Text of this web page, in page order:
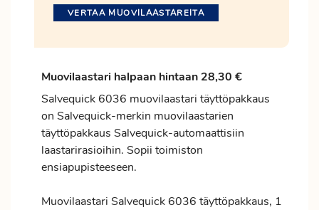
VERTAA MUOVILAASTAREITA
Muovilaastari halpaan hintaan 28,30 €
Salvequick 6036 muovilaastari täyttöpakkaus
on Salvequick-merkin muovilaastarien
täyttöpakkaus Salvequick-automaattisiin
laastarirasioihin. Sopii toimiston
ensiapupisteeseen.
Muovilaastari Salvequick 6036 täyttöpakkaus, 1